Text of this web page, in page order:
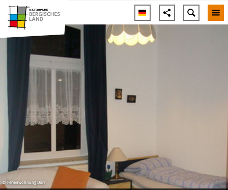
© Ferienwohnung Dörr